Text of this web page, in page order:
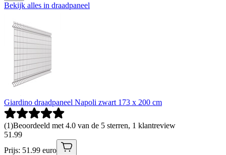
Bekijk alles in draadpaneel
Giardino draadpaneel Napoli zwart 173 x 200 cm
(1)Beoordeeld met 4.0 van de 5 sterren, 1 klantreview
51 .99
Prijs: 51.99 euro